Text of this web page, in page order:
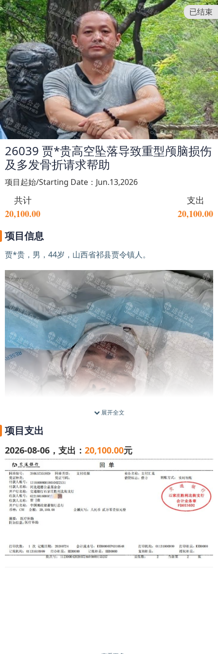
已结束
26039 贾*贵高空坠落导致重型颅脑损伤
及多发骨折请求帮助
项目起始/Starting Date：Jun.13,2026
共计
20,100.00
支出
20,100.00
项目信息
贾*贵，男，44岁，山西省祁县贾令镇人。
展开全文
项目支出
2026-08-06，支出： 20,100.00元